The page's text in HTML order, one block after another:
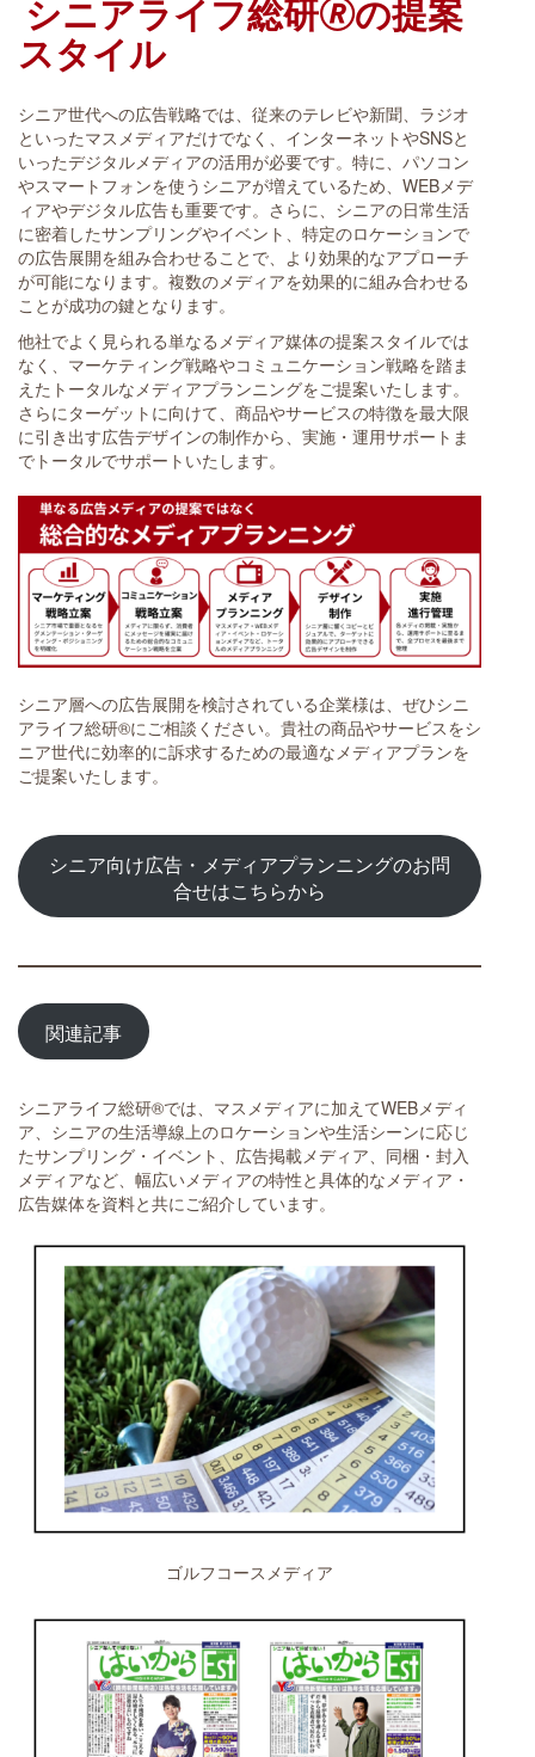
シニアライフ総研🄬の提案
スタイル
シニア世代への広告戦略では、従来のテレビや新聞、ラジオ
といったマスメディアだけでなく、インターネットやSNSと
いったデジタルメディアの活用が必要です。特に、パソコン
やスマートフォンを使うシニアが増えているため、WEBメデ
ィアやデジタル広告も重要です。さらに、シニアの日常生活
に密着したサンプリングやイベント、特定のロケーションで
の広告展開を組み合わせることで、より効果的なアプローチ
が可能になります。複数のメディアを効果的に組み合わせる
ことが成功の鍵となります。
他社でよく見られる単なるメディア媒体の提案スタイルでは
なく、マーケティング戦略やコミュニケーション戦略を踏ま
えたトータルなメディアプランニングをご提案いたします。
さらにターゲットに向けて、商品やサービスの特徴を最大限
に引き出す広告デザインの制作から、実施・運用サポートま
でトータルでサポートいたします。
シニア層への広告展開を検討されている企業様は、ぜひシニ
アライフ総研®にご相談ください。貴社の商品やサービスをシ
ニア世代に効率的に訴求するための最適なメディアプランを
ご提案いたします。
シニア向け広告・メディアプランニングのお問
合せはこちらから
関連記事
シニアライフ総研®では、マスメディアに加えてWEBメディ
ア、シニアの生活導線上のロケーションや生活シーンに応じ
たサンプリング・イベント、広告掲載メディア、同梱・封入
メディアなど、幅広いメディアの特性と具体的なメディア・
広告媒体を資料と共にご紹介しています。
ゴルフコースメディア